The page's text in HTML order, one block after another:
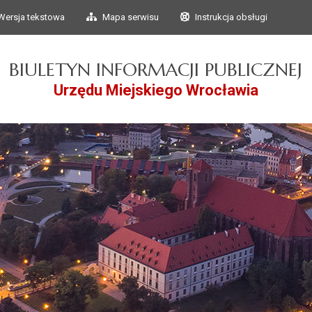
Przejdź do głównego
Przejdź do treści
tekstowa Mapa serwisu Instrukcja obsługi
BIULETYN INFORMACJI PUBLICZNEJ
Urzędu Miejskiego Wrocławia